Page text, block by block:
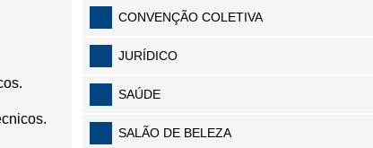
CONVENÇÃO COLETIVA
JURÍDICO
SAÚDE
SALÃO DE BELEZA